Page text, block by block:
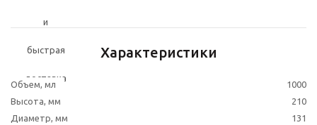
Характеристики
Объем, мл
1000
Высота, мм
210
Диаметр, мм
131